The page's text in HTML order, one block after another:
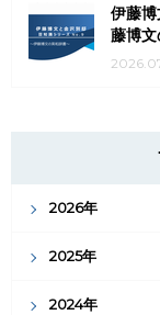
伊藤
藤博文
2026年
2025年
2024年